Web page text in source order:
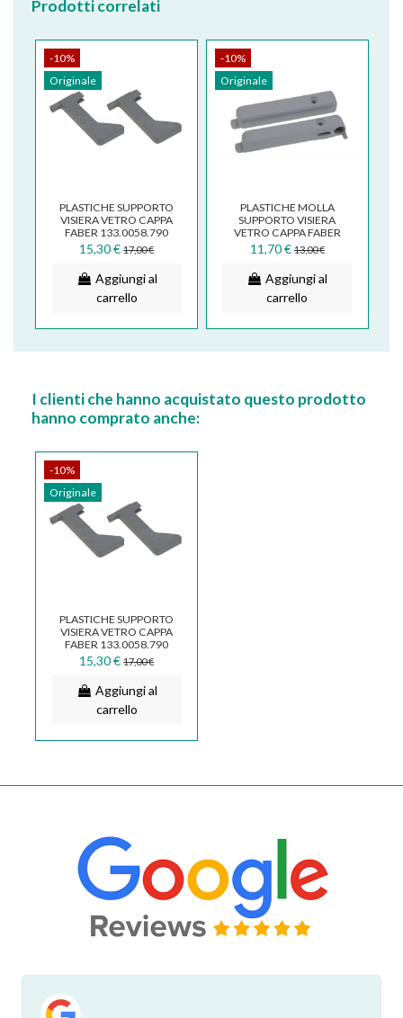
Prodotti correlati
-10%
Originale
PLASTICHE SUPPORTO
VISIERA VETRO CAPPA
FABER 133.0058.790
15,30 € 17,00 €
Aggiungi al
carrello
-10%
Originale
PLASTICHE MOLLA
SUPPORTO VISIERA
VETRO CAPPA FABER
133.0058.791
11,70 € 13,00 €
Aggiungi al
carrello
I clienti che hanno acquistato questo prodotto
hanno comprato anche:
-10%
Originale
PLASTICHE SUPPORTO
VISIERA VETRO CAPPA
FABER 133.0058.790
15,30 € 17,00 €
Aggiungi al
carrello